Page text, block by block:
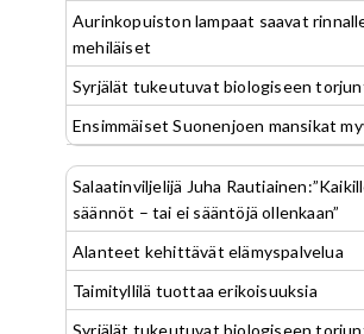
Aurinkopuiston lampaat saavat
mehiläiset
Syrjälät tukeutuvat biologiseen
Ensimmäiset Suonenjoen mansikat
Salaatinviljelijä Juha
säännöt – tai ei sääntöjä ollenkaan”
Alanteet kehittävät elämyspalvelua
Taimityllilä tuottaa erikoisuuksia